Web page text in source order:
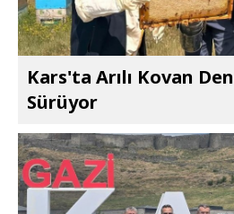
Kars'ta Arılı Kovan
Sürüyor